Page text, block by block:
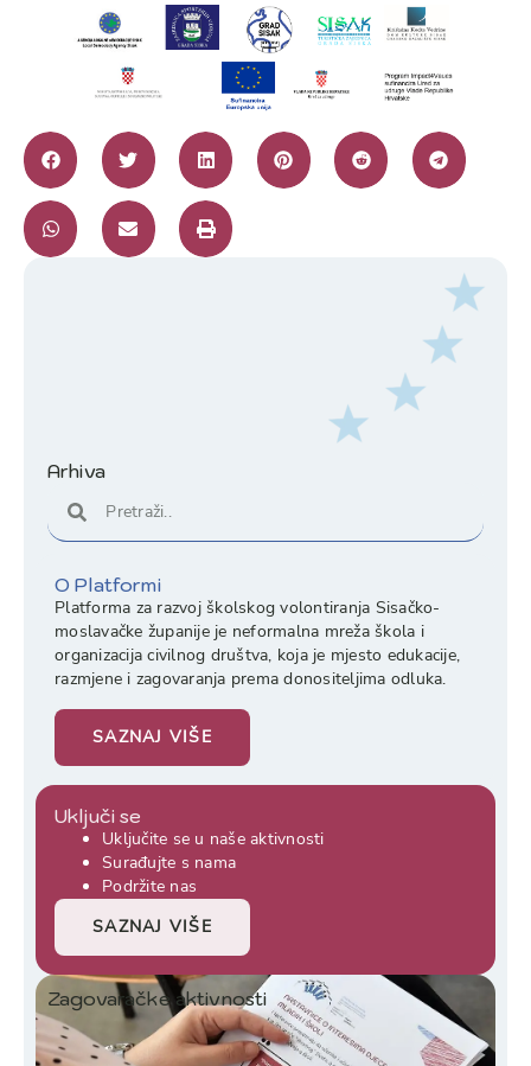
Arhiva
O Platformi
Platforma za razvoj školskog volontiranja Sisačko-
moslavačke županije je neformalna mreža škola i
organizacija civilnog društva, koja je mjesto edukacije,
razmjene i zagovaranja prema donositeljima odluka.
SAZNAJ VIŠE
Uključi se
Uključite se u naše aktivnosti
Surađujte s nama
Podržite nas
SAZNAJ VIŠE
Zagovaračke aktivnosti